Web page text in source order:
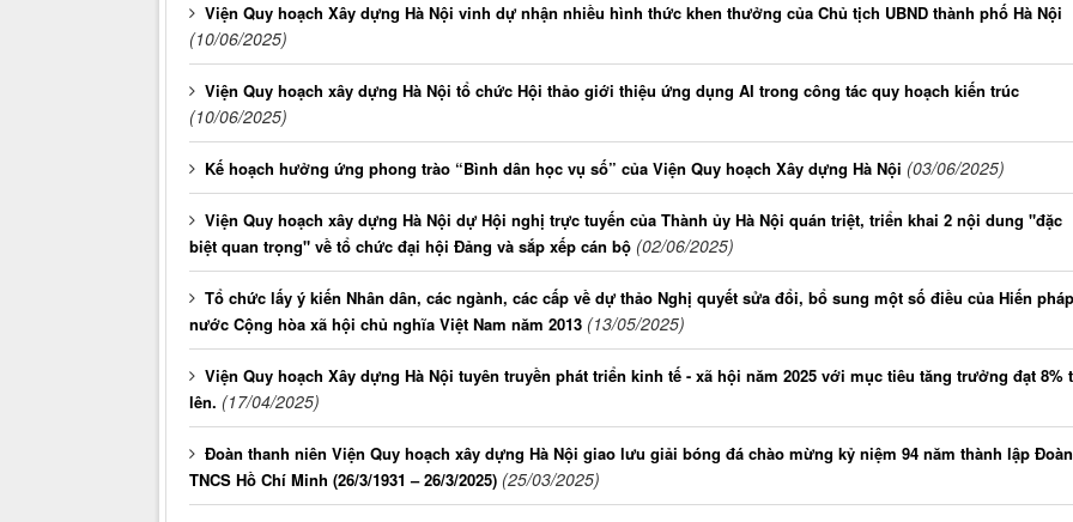
Viện Quy hoạch Xây dựng Hà Nội vinh dự nhận nhiều hình thức khen thưởng của Chủ tịch UBND thành phố Hà Nội
(10/06/2025)
Viện Quy hoạch xây dựng Hà Nội tổ chức Hội thảo giới thiệu ứng dụng AI trong công tác quy hoạch kiến trúc
(10/06/2025)
Kế hoạch hưởng ứng phong trào “Bình dân học vụ số” của Viện Quy hoạch Xây dựng Hà Nội (03/06/2025)
Viện Quy hoạch xây dựng Hà Nội dự Hội nghị trực tuyến của Thành ủy Hà Nội quán triệt, triển khai 2 nội dung "đặc
biệt quan trọng" về tổ chức đại hội Đảng và sắp xếp cán bộ (02/06/2025)
Tổ chức lấy ý kiến Nhân dân, các ngành, các cấp về dự thảo Nghị quyết sửa đổi, bổ sung một số điều của Hiến pháp
nước Cộng hòa xã hội chủ nghĩa Việt Nam năm 2013 (13/05/2025)
Viện Quy hoạch Xây dựng Hà Nội tuyên truyền phát triển kinh tế - xã hội năm 2025 với mục tiêu tăng trưởng đạt 8%
lên. (17/04/2025)
Đoàn thanh niên Viện Quy hoạch xây dựng Hà Nội giao lưu giải bóng đá chào mừng kỷ niệm 94 năm thành lập Đoàn
TNCS Hồ Chí Minh (26/3/1931 – 26/3/2025) (25/03/2025)